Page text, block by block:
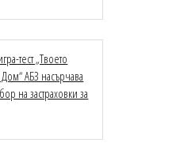
тест „Твоето
Дом“ АБЗ насърчава
на застраховки за